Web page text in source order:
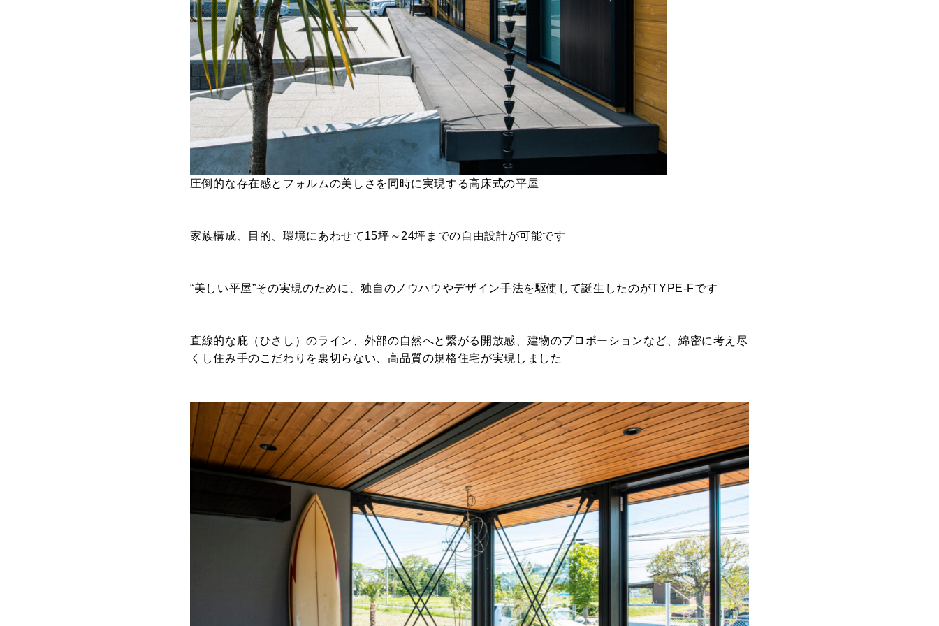
圧倒的な存在感とフォルムの美しさを同時に実現する高床式の平屋
家族構成、目的、環境にあわせて15坪～24坪までの自由設計が可能です
“美しい平屋”その実現のために、独自のノウハウやデザイン手法を駆使して誕生したのがTYPE-Fです
直線的な庇（ひさし）のライン、外部の自然へと繋がる開放感、建物のプロポーションなど、綿密に考え尽
くし住み手のこだわりを裏切らない、高品質の規格住宅が実現しました